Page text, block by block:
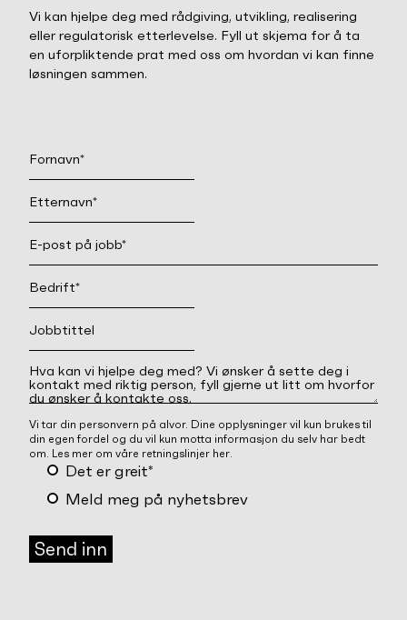
Vi kan hjelpe deg med rådgiving, utvikling, realisering
eller regulatorisk etterlevelse. Fyll ut skjema for å ta
en uforpliktende prat med oss om hvordan vi kan finne
løsningen sammen.
Vi tar din personvern på alvor. Dine opplysninger vil kun brukes til
din egen fordel og du vil kun motta informasjon du selv har bedt
om. Les mer om våre retningslinjer her.
Det er greit*
Meld meg på nyhetsbrev